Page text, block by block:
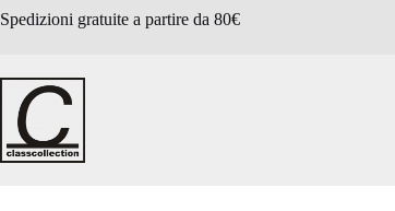
al
Spedizioni gratuite a partire da 80€